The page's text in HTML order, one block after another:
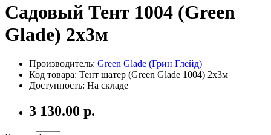
Садовый Тент 1004 (Green
Glade) 2х3м
Производитель: Green Glade (Грин Глейд)
Код товара: Тент шатер (Green Glade 1004) 2х3м
Доступность: На складе
3 130.00 р.